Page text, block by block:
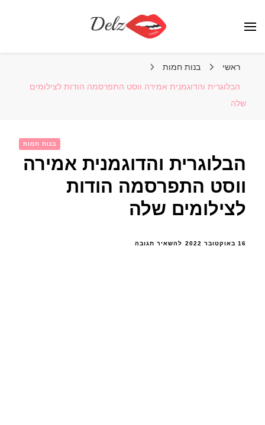
ראשי בנות חמות
הבלוגרית והדוגמנית אמירה ווסט התפרסמה הודות לצילומים
שלה
בנות חמות
הבלוגרית והדוגמנית אמירה
ווסט התפרסמה הודות
לצילומים שלה
16 באוקטובר 2022 להשאיר תגובהבנושא